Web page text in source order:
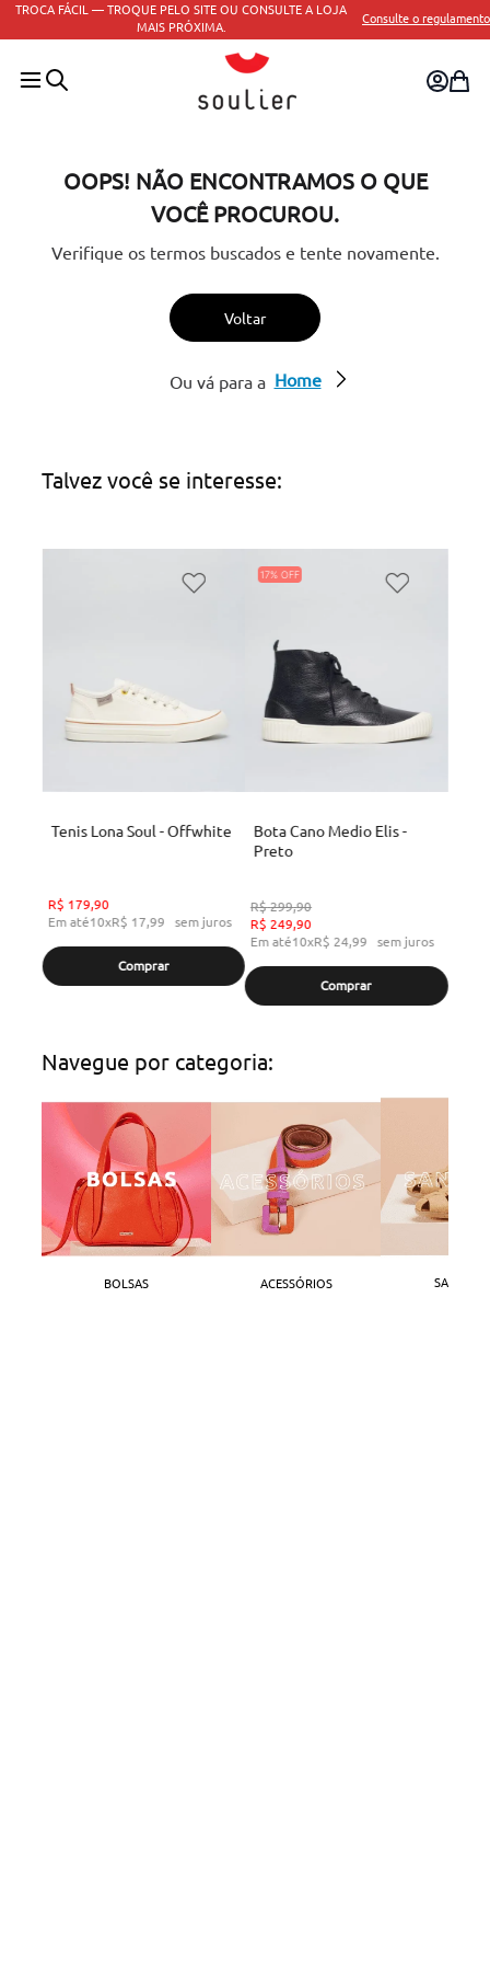
TROCA FÁCIL — TROQUE PELO SITE OU CONSULTE A LOJA
MAIS PRÓXIMA.
Consulte o regulamento
OOPS! NÃO ENCONTRAMOS O QUE
VOCÊ PROCUROU.
Verifique os termos buscados e tente novamente.
Voltar
Ou vá para a Home
Talvez você se interesse:
Tenis Lona Soul - Offwhite
R$ 179,90
Em até10xR$ 17,99 sem juros
Comprar
17%
Bota Cano Medio Elis -
Preto
R$299,90
R$ 249,90
Em até10xR$ 24,99 sem juros
Comprar
Navegue por categoria:
BOLSAS ACESSÓRIOS